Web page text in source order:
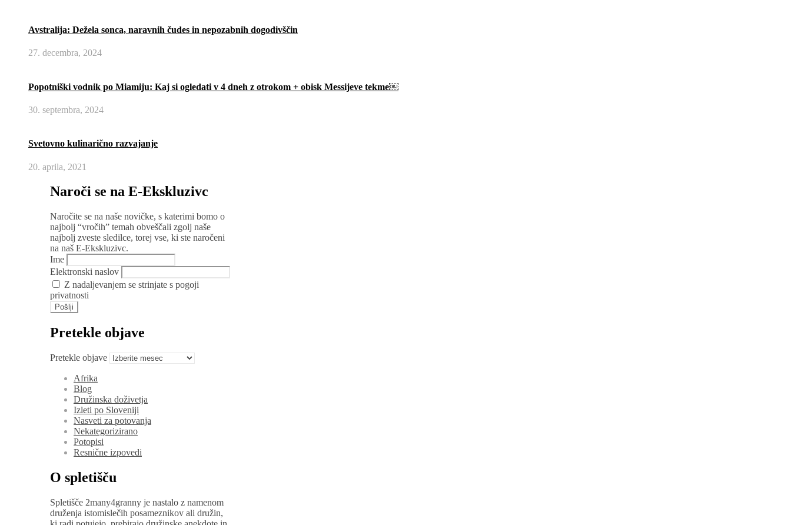
Avstralija: Dežela sonca, naravnih čudes in nepozabnih dogodivščin
27. decembra, 2024
Popotniški vodnik po Miamiju: Kaj si ogledati v 4 dneh z otrokom + obisk Messijeve tekme￼
30. septembra, 2024
Svetovno kulinarično razvajanje
20. aprila, 2021
Naroči se na E-Ekskluzivc
Naročite se na naše novičke, s katerimi bomo o
najbolj “vročih” temah obveščali zgolj naše
najbolj zveste sledilce, torej vse, ki ste naročeni
na naš E-Ekskluzivc.
Ime
Elektronski naslov
Z nadaljevanjem se strinjate s pogoji
privatnosti
Pretekle objave
Pretekle objave
Afrika
Blog
Družinska doživetja
Izleti po Sloveniji
Nasveti za potovanja
Nekategorizirano
Potopisi
Resnične izpovedi
O spletišču
Spletišče 2many4granny je nastalo z namenom
druženja istomislečih posameznikov ali družin,